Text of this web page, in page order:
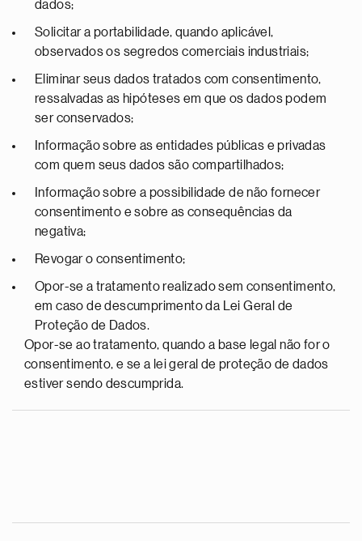
dados;
Solicitar a portabilidade, quando aplicável,
observados os segredos comerciais industriais;
Eliminar seus dados tratados com consentimento,
ressalvadas as hipóteses em que os dados podem
ser conservados;
Informação sobre as entidades públicas e privadas
com quem seus dados são compartilhados;
Informação sobre a possibilidade de não fornecer
consentimento e sobre as consequências da
negativa;
Revogar o consentimento;
Opor-se a tratamento realizado sem consentimento,
em caso de descumprimento da Lei Geral de
Proteção de Dados.
Opor-se ao tratamento, quando a base legal não for o
consentimento, e se a lei geral de proteção de dados
estiver sendo descumprida.